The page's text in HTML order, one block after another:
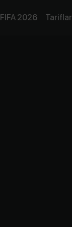
FIFA 2026 Tariflar